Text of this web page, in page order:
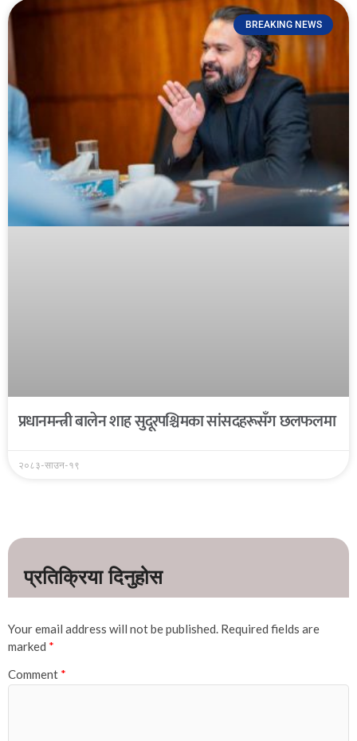
BREAKING NEWS
प्रधानमन्त्री बालेन शाह सुदूरपश्चिमका सांसदहरूसँग छलफलमा
२०८३-साउन-१९
Your email address will not be published. Required fields are
marked *
Comment *